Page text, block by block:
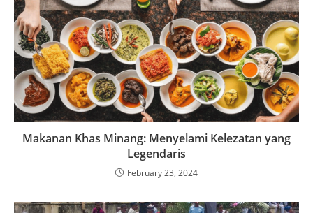
Makanan Khas Minang: Menyelami Kelezatan yang
Legendaris
February 23, 2024